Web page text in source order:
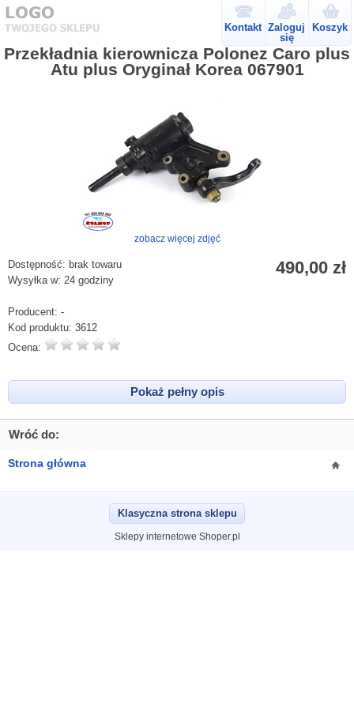
Kontakt Zaloguj
się
Koszyk
Przekładnia kierownicza Polonez Caro plus
Atu plus Oryginał Korea 067901
zobacz więcej zdjęć
490,00 zł
Dostępność: brak towaru
Wysyłka w: 24 godziny
Producent: -
Kod produktu: 3612
Ocena:
Pokaż pełny opis
Wróć do:
Strona główna
Klasyczna strona sklepu
Sklepy internetowe Shoper.pl